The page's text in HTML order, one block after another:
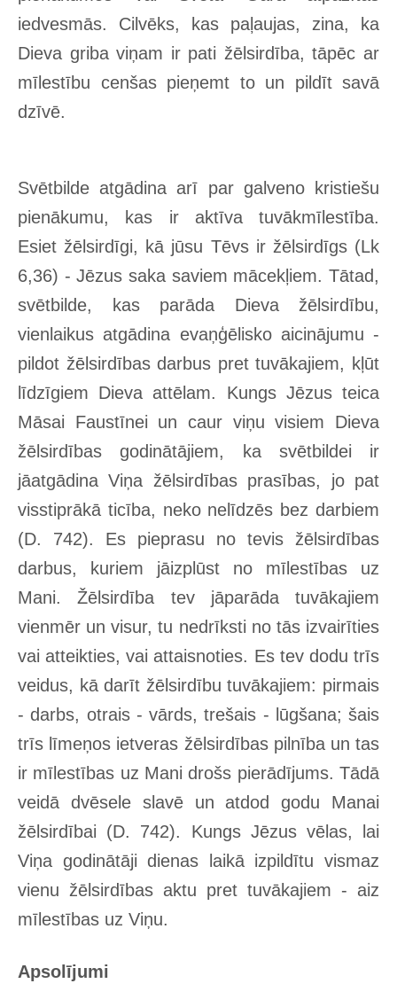
iedvesmās. Cilvēks, kas paļaujas, zina, ka
Dieva griba viņam ir pati žēlsirdība, tāpēc ar
mīlestību cenšas pieņemt to un pildīt savā
dzīvē.
Svētbilde atgādina arī par galveno kristiešu
pienākumu, kas ir aktīva tuvākmīlestība.
Esiet žēlsirdīgi, kā jūsu Tēvs ir žēlsirdīgs (Lk
6,36) - Jēzus saka saviem mācekļiem. Tātad,
svētbilde, kas parāda Dieva žēlsirdību,
vienlaikus atgādina evaņģēlisko aicinājumu -
pildot žēlsirdības darbus pret tuvākajiem, kļūt
līdzīgiem Dieva attēlam. Kungs Jēzus teica
Māsai Faustīnei un caur viņu visiem Dieva
žēlsirdības godinātājiem, ka svētbildei ir
jāatgādina Viņa žēlsirdības prasības, jo pat
visstiprākā ticība, neko nelīdzēs bez darbiem
(D. 742). Es pieprasu no tevis žēlsirdības
darbus, kuriem jāizplūst no mīlestības uz
Mani. Žēlsirdība tev jāparāda tuvākajiem
vienmēr un visur, tu nedrīksti no tās izvairīties
vai atteikties, vai attaisnoties. Es tev dodu trīs
veidus, kā darīt žēlsirdību tuvākajiem: pirmais
- darbs, otrais - vārds, trešais - lūgšana; šais
trīs līmeņos ietveras žēlsirdības pilnība un tas
ir mīlestības uz Mani drošs pierādījums. Tādā
veidā dvēsele slavē un atdod godu Manai
žēlsirdībai (D. 742). Kungs Jēzus vēlas, lai
Viņa godinātāji dienas laikā izpildītu vismaz
vienu žēlsirdības aktu pret tuvākajiem - aiz
mīlestības uz Viņu.
Apsolījumi